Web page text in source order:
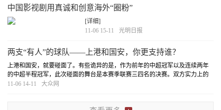
中国影视剧用真诚和创意海外“圈粉”
[详细]
11-06 15-11
光明日报
两支“有人”的球队——上港和国安，你更支持谁？
上港和国安，就要碰面了。有些诡异的是，作为前年的中超冠军以及连续两年
的中超半程冠军，此次碰面的舞台是本赛季联赛三四名的决赛。双方实力上的
接近程度以及近年来上演的各种不服场面，也注定会让此番系列赛火爆纷呈。
11-06 14-11 大众网